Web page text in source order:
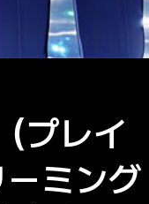
プレイ
ミング